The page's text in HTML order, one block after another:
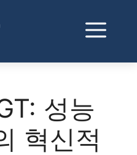
성능
혁신적